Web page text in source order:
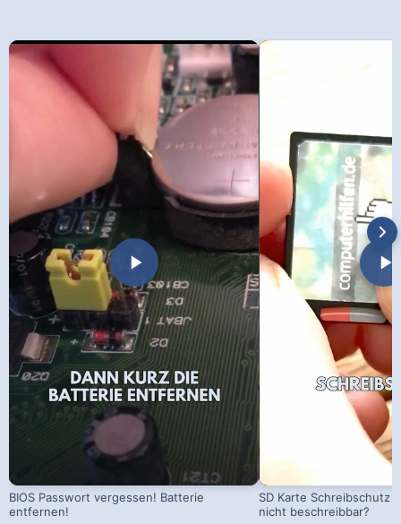
BIOS Passwort vergessen! Batterie
entfernen!
SD Karte Schreibschutz
nicht beschreibbar?